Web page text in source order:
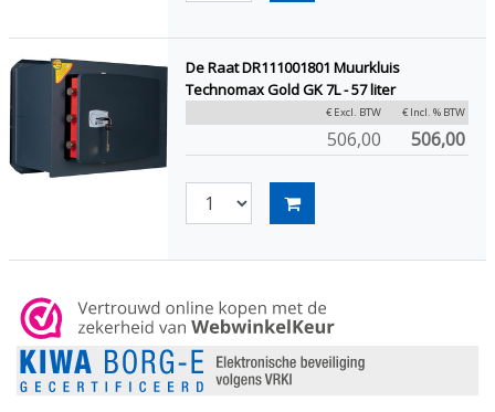
De Raat DR111001801 Muurkluis
Technomax Gold GK 7L - 57 liter
€ Excl. BTW € Incl. % BTW
506,00 506,00